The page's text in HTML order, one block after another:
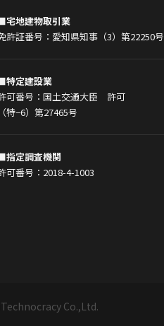
宅地建物取引業
許証番号：愛知県知事（3）第22250号
特定建設業
可番号：国土交通大臣 許可
（特−6）第27465号
指定調査機関
可番号：2018-4-1003
Co.,Ltd.